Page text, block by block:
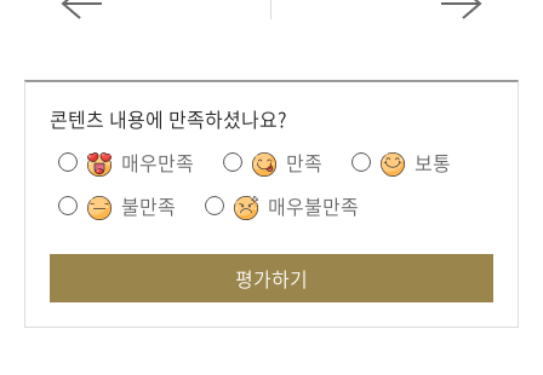
콘텐츠 내용에 만족하셨나요?
매우만족
만족
보통
불만족
매우불만족
평가하기